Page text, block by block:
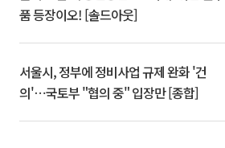
품 등장이오! [솔드아웃]
서울시, 정부에 정비사업 규제 완화 '건
의'⋯국토부 "협의 중" 입장만 [종합]